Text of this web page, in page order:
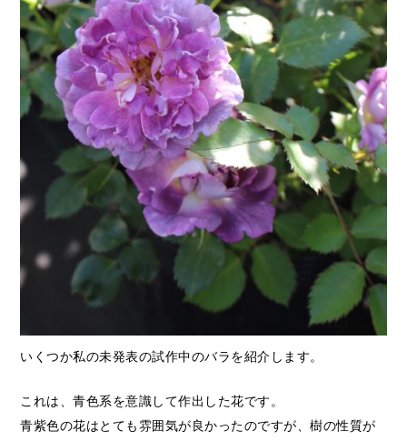
いくつか私の未発表の試作中のバラを紹介します。
これは、青色系を意識して作出した花です。
青紫色の花はとても雰囲気が良かったのですが、樹の性質が